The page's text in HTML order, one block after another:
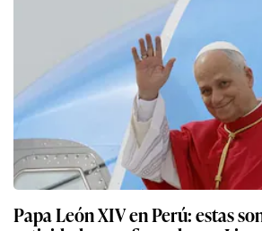
Papa León XIV en Perú: estas